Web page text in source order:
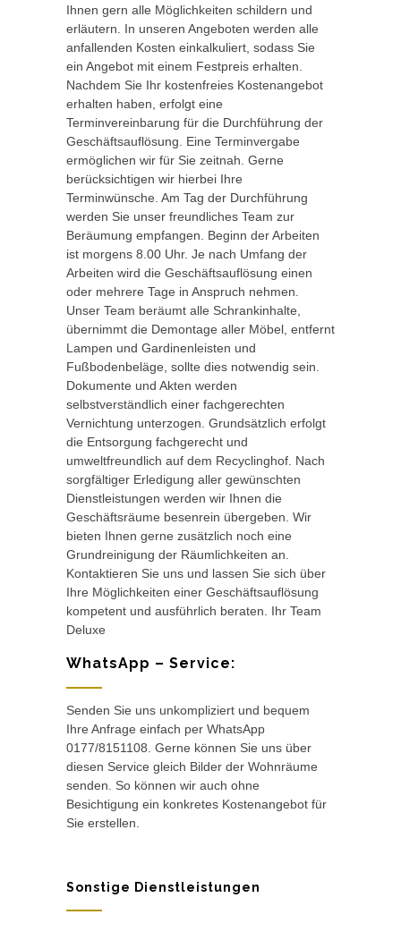
Ihnen gern alle Möglichkeiten schildern und
erläutern. In unseren Angeboten werden alle
anfallenden Kosten einkalkuliert, sodass Sie
ein Angebot mit einem Festpreis erhalten.
Nachdem Sie Ihr kostenfreies Kostenangebot
erhalten haben, erfolgt eine
Terminvereinbarung für die Durchführung der
Geschäftsauflösung. Eine Terminvergabe
ermöglichen wir für Sie zeitnah. Gerne
berücksichtigen wir hierbei Ihre
Terminwünsche. Am Tag der Durchführung
werden Sie unser freundliches Team zur
Beräumung empfangen. Beginn der Arbeiten
ist morgens 8.00 Uhr. Je nach Umfang der
Arbeiten wird die Geschäftsauflösung einen
oder mehrere Tage in Anspruch nehmen.
Unser Team beräumt alle Schrankinhalte,
übernimmt die Demontage aller Möbel, entfernt
Lampen und Gardinenleisten und
Fußbodenbeläge, sollte dies notwendig sein.
Dokumente und Akten werden
selbstverständlich einer fachgerechten
Vernichtung unterzogen. Grundsätzlich erfolgt
die Entsorgung fachgerecht und
umweltfreundlich auf dem Recyclinghof. Nach
sorgfältiger Erledigung aller gewünschten
Dienstleistungen werden wir Ihnen die
Geschäftsräume besenrein übergeben. Wir
bieten Ihnen gerne zusätzlich noch eine
Grundreinigung der Räumlichkeiten an.
Kontaktieren Sie uns und lassen Sie sich über
Ihre Möglichkeiten einer Geschäftsauflösung
kompetent und ausführlich beraten. Ihr Team
Deluxe
WhatsApp – Service:
Senden Sie uns unkompliziert und bequem
Ihre Anfrage einfach per WhatsApp
0177/8151108. Gerne können Sie uns über
diesen Service gleich Bilder der Wohnräume
senden. So können wir auch ohne
Besichtigung ein konkretes Kostenangebot für
Sie erstellen.
Sonstige Dienstleistungen